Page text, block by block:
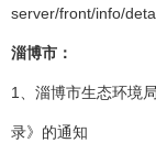
server/front/info/
淄博市：
1、淄博市生态环境
录》的通知